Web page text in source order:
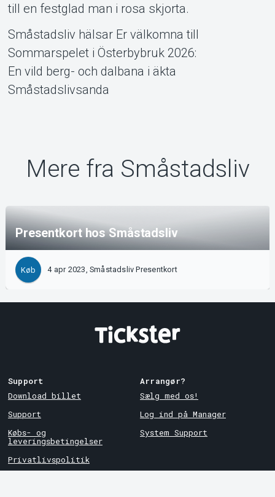
till en festglad man i rosa skjorta.
Småstadsliv hälsar Er välkomna till
Sommarspelet i Österbybruk 2026:
En vild berg- och dalbana i äkta
Småstadslivsanda
Mere fra Småstadsliv
Presentkort hos Småstadsliv
Køb 4 apr 2023, Småstadsliv Presentkort
Support
Download billet
Support
Købs- og
leveringsbetingelser
Privatlivspolitik
Arrangør?
Sælg med os!
Log ind på Manager
System Support